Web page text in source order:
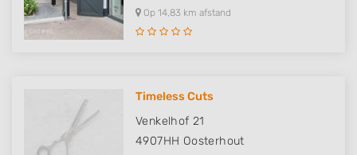
Op 14,83 km afstand
Timeless Cuts
Venkelhof 21
4907HH Oosterhout